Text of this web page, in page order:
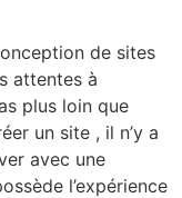
de sites
attentes à
plus loin que
un site , il n’y a
avec une
l’expérience